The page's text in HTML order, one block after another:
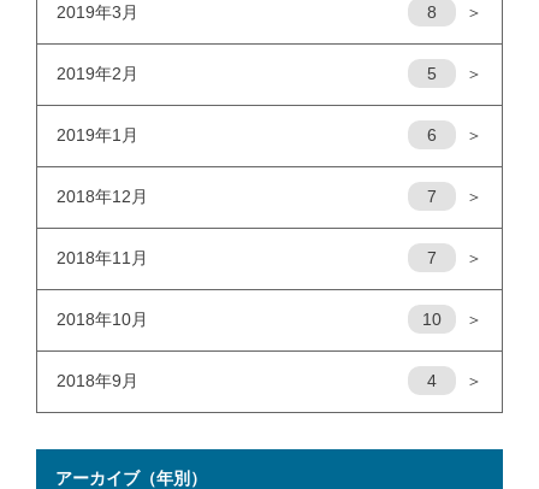
2019年3月 8 ＞
2019年2月 5 ＞
2019年1月 6 ＞
2018年12月 7 ＞
2018年11月 7 ＞
2018年10月 10 ＞
2018年9月 4 ＞
アーカイブ（年別）